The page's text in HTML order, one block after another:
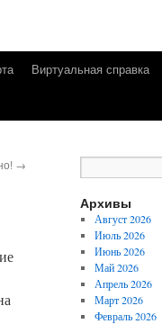
Виртуальная справка
→
Архивы
Август 2026
Июль 2026
Июнь 2026
Май 2026
Апрель 2026
Март 2026
Февраль 2026